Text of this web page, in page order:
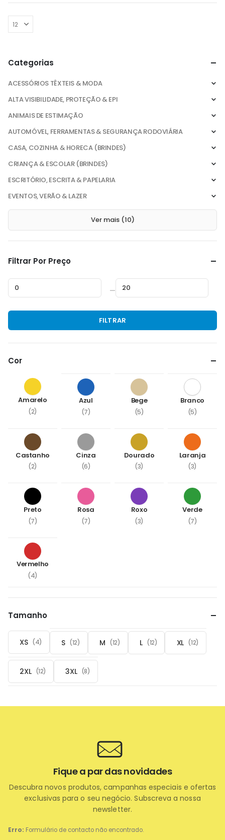
Categorias
ACESSÓRIOS TÊXTEIS & MODA
ALTA VISIBILIDADE, PROTEÇÃO & EPI
ANIMAIS DE ESTIMAÇÃO
AUTOMÓVEL, FERRAMENTAS & SEGURANÇA RODOVIÁRIA
CASA, COZINHA & HORECA (BRINDES)
CRIANÇA & ESCOLAR (BRINDES)
ESCRITÓRIO, ESCRITA & PAPELARIA
EVENTOS, VERÃO & LAZER
Ver mais (10)
Filtrar Por Preço
Preço
Preço
—
FILTRAR
Cor
Amarelo
(2)
Azul
(7)
Bege
(5)
Branco
(5)
Castanho
(2)
Cinza
(6)
Dourado
(3)
Laranja
(3)
Preto
(7)
Rosa
(7)
Roxo
(3)
Verde
(7)
Vermelho
(4)
Tamanho
XS (4) S (12) M (12) L (12) XL (12)
2XL (12) 3XL (8)
Erro: Formulário de contacto não encontrado.
Fique a par das novidades
Descubra novos produtos, campanhas especiais e ofertas
exclusivas para o seu negócio. Subscreva a nossa
newsletter.